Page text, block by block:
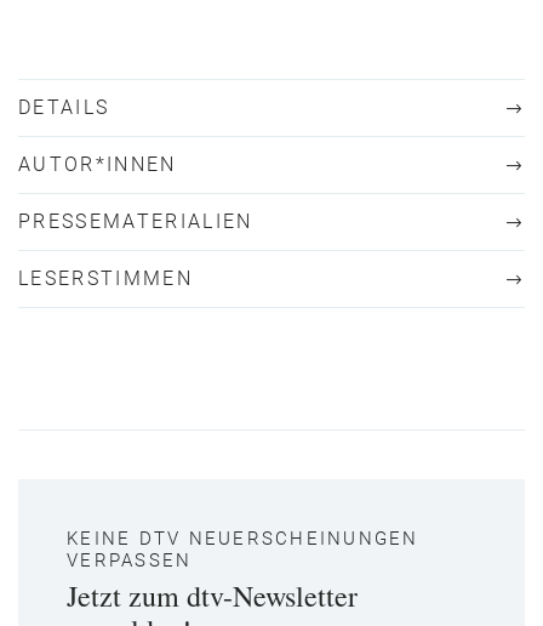
DETAILS
AUTOR*INNEN
PRESSEMATERIALIEN
LESERSTIMMEN
KEINE DTV NEUERSCHEINUNGEN
VERPASSEN
Jetzt zum dtv-Newsletter